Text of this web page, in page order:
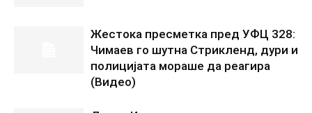
Жестока пресметка пред УФЦ 328:
Чимаев го шутна Стрикленд, дури и
полицијата мораше да реагира
(Видео)